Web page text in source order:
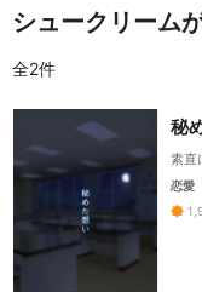
シュークリーム
全2件
秘
素直
恋愛